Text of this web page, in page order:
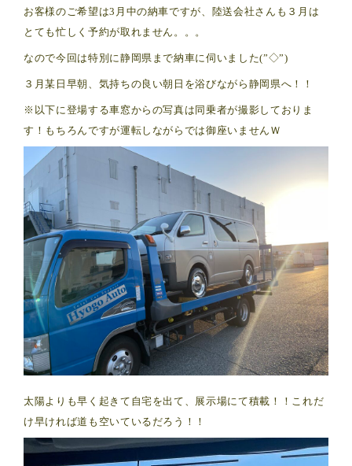
お客様のご希望は3月中の納車ですが、陸送会社さんも３月は
とても忙しく予約が取れません。。。
なので今回は特別に静岡県まで納車に伺いました(”◇”)ゞ
３月某日早朝、気持ちの良い朝日を浴びながら静岡県へ！！
※以下に登場する車窓からの写真は同乗者が撮影しておりま
す！もちろんですが運転しながらでは御座いませんＷ
太陽よりも早く起きて自宅を出て、展示場にて積載！！これだ
け早ければ道も空いているだろう！！